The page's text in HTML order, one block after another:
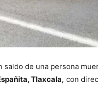
saldo de una persona
Tlaxcala, con